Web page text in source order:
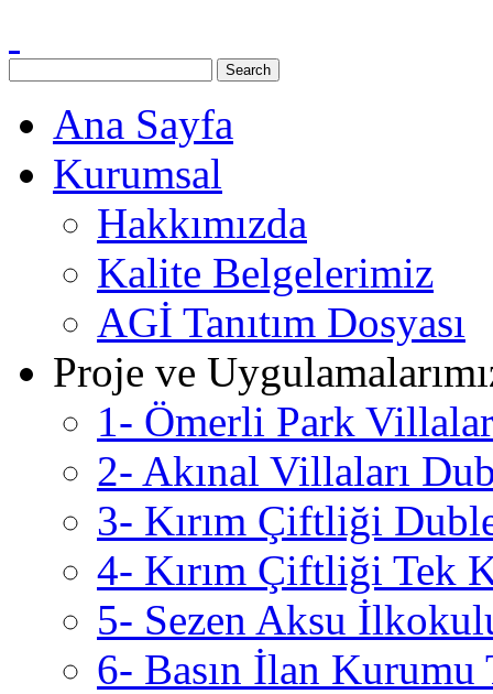
Ana Sayfa
Kurumsal
Hakkımızda
Kalite Belgelerimiz
AGİ Tanıtım Dosyası
Proje ve
1- Ömerli Park
2- Akınal Villaları
3- Kırım Çiftliği
4- Kırım Çiftliği Tek
5- Sezen Aksu
6- Basın İlan